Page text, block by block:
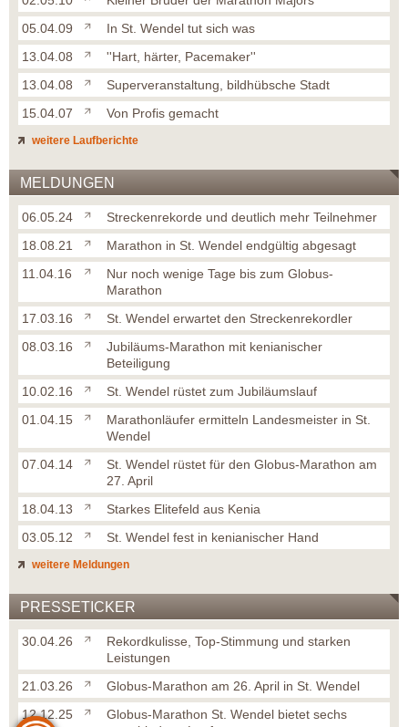
05.04.09
In St. Wendel tut sich was
13.04.08
''Hart, härter, Pacemaker''
13.04.08
Superveranstaltung, bildhübsche Stadt
15.04.07
Von Profis gemacht
weitere Laufberichte
MELDUNGEN
06.05.24
Streckenrekorde und deutlich mehr Teilnehmer
18.08.21
Marathon in St. Wendel endgültig abgesagt
11.04.16
Nur noch wenige Tage bis zum Globus-
Marathon
17.03.16
St. Wendel erwartet den Streckenrekordler
08.03.16
Jubiläums-Marathon mit kenianischer
Beteiligung
10.02.16
St. Wendel rüstet zum Jubiläumslauf
01.04.15
Marathonläufer ermitteln Landesmeister in St.
Wendel
07.04.14
St. Wendel rüstet für den Globus-Marathon am
27. April
18.04.13
Starkes Elitefeld aus Kenia
03.05.12
St. Wendel fest in kenianischer Hand
weitere Meldungen
PRESSETICKER
30.04.26
Rekordkulisse, Top-Stimmung und starken
Leistungen
21.03.26
Globus-Marathon am 26. April in St. Wendel
12.12.25
Globus-Marathon St. Wendel bietet sechs